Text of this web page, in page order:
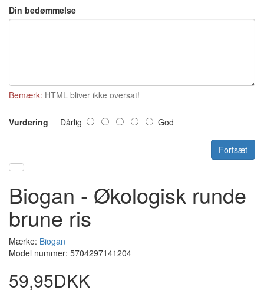
Din bedømmelse
Bemærk: HTML bliver ikke oversat!
Vurdering Dårlig God
Fortsæt
Biogan - Økologisk runde
brune ris
Mærke: Biogan
Model nummer: 5704297141204
59,95DKK